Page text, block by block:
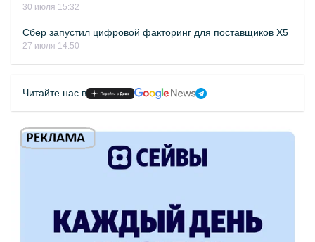
30 июля 15:32
Сбер запустил цифровой факторинг для поставщиков Х5
27 июля 14:50
Читайте нас в